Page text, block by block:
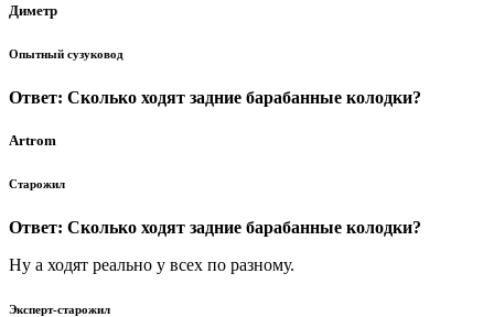
Диметр
Опытный сузуковод
Ответ: Сколько ходят задние барабанные колодки?
Artrom
Старожил
Ответ: Сколько ходят задние барабанные колодки?
Ну а ходят реально у всех по разному.
Эксперт-старожил